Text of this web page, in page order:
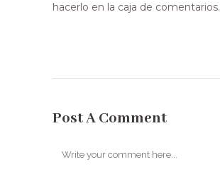
hacerlo en la caja de comentarios.
Post A Comment